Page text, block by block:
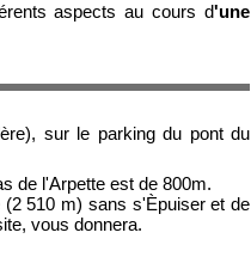
aspects au cours d'une
sur le parking du pont du
de l'Arpette est de 800m.
510 m) sans s'Èpuiser et de
vous donnera.